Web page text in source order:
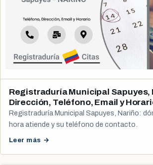
Registraduría Municipal Sapuyes,
Dirección, Teléfono, Email y
Registraduría Municipal Sapuyes, Nariño:
hora atiende y su teléfono de contacto.
Leer más →